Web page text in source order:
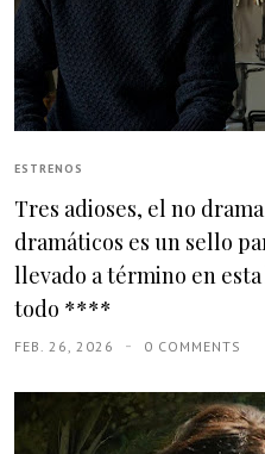
ESTRENOS
Tres adioses, el no
dramáticos es un sello
llevado a término en
todo ****
FEB. 26, 2026 0 COMMENTS